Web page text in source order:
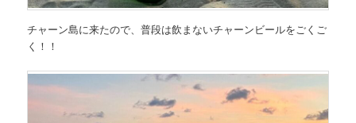
チャーン島に来たので、普段は飲まないチャーンビールをごくご
く！！